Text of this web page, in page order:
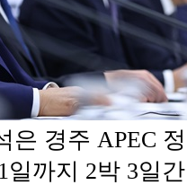
은 경주 APEC
일까지 2박 3일